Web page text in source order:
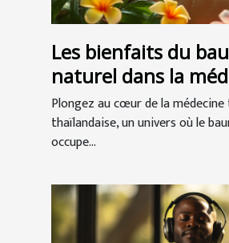
Les bienfaits du
naturel dans la
traditionnelle
Plongez au cœur de la
thaïlandaise, un univers où le
occupe...